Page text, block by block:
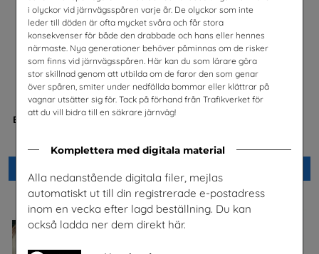
i olyckor vid järnvägsspåren varje år. De olyckor som inte
leder till döden är ofta mycket svåra och får stora
konsekvenser för både den drabbade och hans eller hennes
närmaste. Nya generationer behöver påminnas om de risker
som finns vid järnvägsspåren. Här kan du som lärare göra
stor skillnad genom att utbilda om de faror den som genar
över spåren, smiter under nedfällda bommar eller klättrar på
vagnar utsätter sig för. Tack på förhand från Trafikverket för
att du vill bidra till en säkrare järnväg!
Komplettera med digitala material
Alla nedanstående digitala filer, mejlas
automatiskt ut till din registrerade e-postadress
inom en vecka efter lagd beställning. Du kan
också ladda ner dem direkt här.
Bostäder, hyror och historia
Säkerhet och järnväg – om